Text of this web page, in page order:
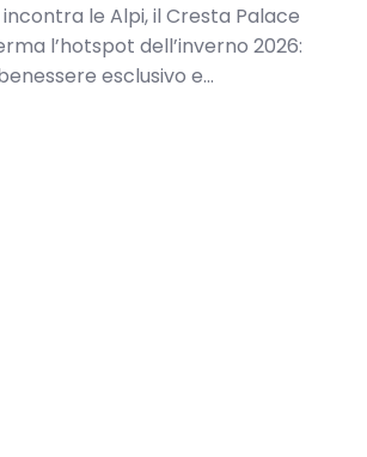
incontra le Alpi, il Cresta Palace
l’hotspot dell’inverno 2026:
esclusivo e...